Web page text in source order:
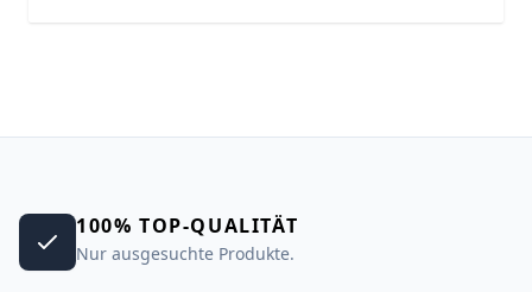
100% TOP-QUALITÄT
Nur ausgesuchte Produkte.